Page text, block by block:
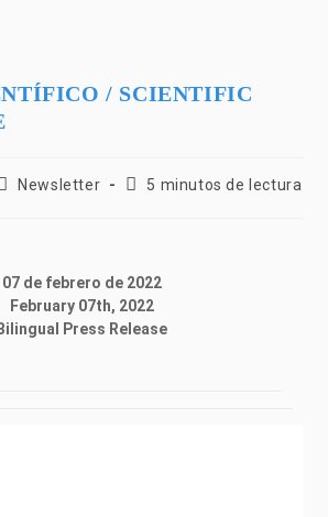
/ SCIENTIFIC
Newsletter 5 minutos de lectura
07 de febrero de 2022
February 07th, 2022
Bilingual Press Release